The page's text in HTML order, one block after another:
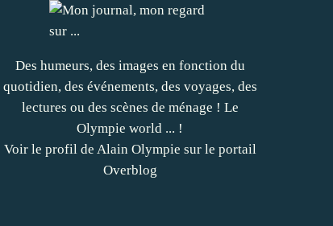
Des humeurs, des images en fonction du
quotidien, des événements, des voyages, des
lectures ou des scènes de ménage ! Le
Olympie world ... !
Voir le profil de Alain Olympie sur le portail
Overblog